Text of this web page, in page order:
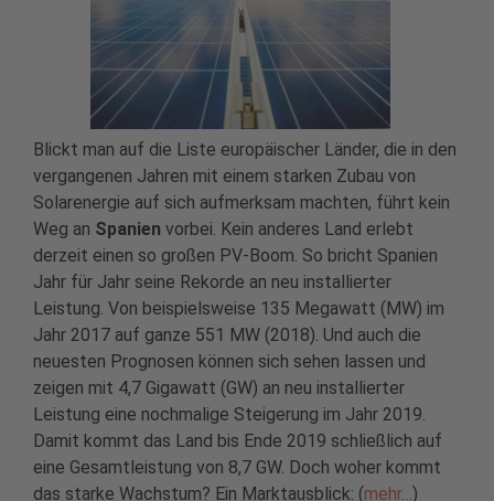
Blickt man auf die Liste europäischer Länder, die in den
vergangenen Jahren mit einem starken Zubau von
Solarenergie auf sich aufmerksam machten, führt kein
Weg an Spanien vorbei. Kein anderes Land erlebt
derzeit einen so großen PV-Boom. So bricht Spanien
Jahr für Jahr seine Rekorde an neu installierter
Leistung. Von beispielsweise 135 Megawatt (MW) im
Jahr 2017 auf ganze 551 MW (2018). Und auch die
neuesten Prognosen können sich sehen lassen und
zeigen mit 4,7 Gigawatt (GW) an neu installierter
Leistung eine nochmalige Steigerung im Jahr 2019.
Damit kommt das Land bis Ende 2019 schließlich auf
eine Gesamtleistung von 8,7 GW. Doch woher kommt
das starke Wachstum? Ein Marktausblick: (mehr… )